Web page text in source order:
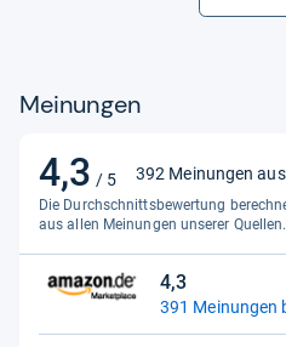
Produktart
Meinungen
4,3 / 5
4,3
von
5
Sternen
392 Meinungen
Die Durchschnittsbewertung
aus allen Meinungen unserer Quellen.
4,3
4,3
von
391 Meinungen